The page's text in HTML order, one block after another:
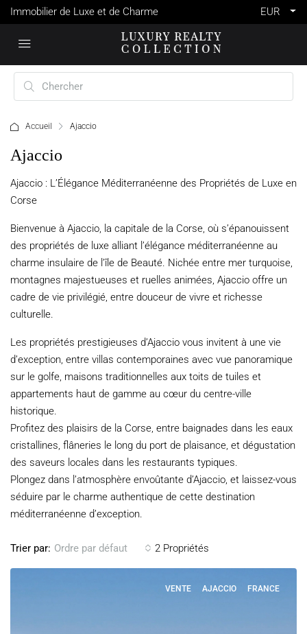
Immobilier de Luxe et de Charme EUR
Accueil Ajaccio
Ajaccio
Ajaccio : L’Élégance Méditerranéenne des Propriétés de Luxe en
Corse
Bienvenue à Ajaccio, la capitale de la Corse, où s’épanouissent
des propriétés de luxe alliant l’élégance méditerranéenne au
charme insulaire de l’île de Beauté. Nichée entre mer turquoise,
montagnes majestueuses et ruelles animées, Ajaccio offre un
cadre de vie privilégié, entre douceur de vivre et richesse
culturelle.
Les propriétés prestigieuses d’Ajaccio vous invitent à une vie
d’exception, entre villas contemporaines avec vue panoramique
sur le golfe, maisons traditionnelles aux toits de tuiles et
appartements haut de gamme au cœur du centre-ville
historique.
Profitez des plaisirs de la Corse, entre baignades dans les eaux
cristallines, flâneries le long du port de plaisance, et dégustation
des saveurs locales dans les restaurants typiques.
Plongez dans l’atmosphère envoûtante d’Ajaccio, et laissez-vous
séduire par le charme authentique de cette destination
méditerranéenne d’exception.
2 Propriétés
Trier par: Ordre par défaut
VENTE AJACCIO FRANCE